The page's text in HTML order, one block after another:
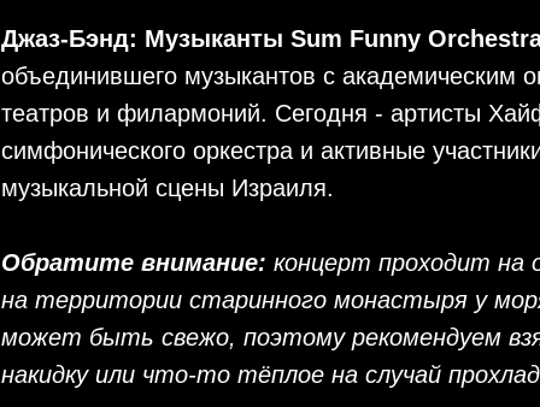
Джаз-Бэнд: Музыканты Sum Funny
объединившего музыкантов с академическим
театров и филармоний. Сегодня - артисты
симфонического оркестра и активные
музыкальной сцены Израиля.
Обратите внимание: концерт проходит
на территории старинного монастыря у
может быть свежо, поэтому рекомендуем
накидку или что-то тёплое на случай